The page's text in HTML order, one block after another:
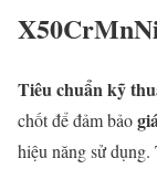
Tiêu chuẩn kỹ
chốt để đảm bảo
hiệu năng sử